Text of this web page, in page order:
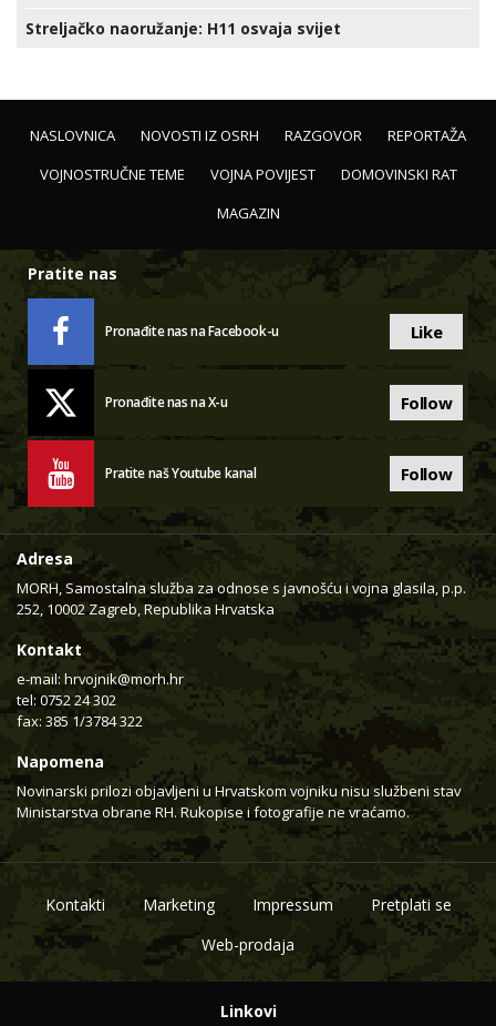
Streljačko naoružanje: H11 osvaja svijet
NASLOVNICA NOVOSTI IZ OSRH RAZGOVOR
REPORTAŽA
VOJNOSTRUČNE TEME
VOJNA POVIJEST
DOMOVINSKI RAT
MAGAZIN
Pratite nas
Pronađite nas na Facebook-u Like
Pronađite nas na X-u Follow
Pratite naš Youtube kanal Follow
Adresa
MORH, Samostalna služba za odnose s javnošću i vojna glasila, p.p.
252, 10002 Zagreb, Republika Hrvatska
Kontakt
e-mail: hrvojnik@morh.hr
tel: 0752 24 302
fax: 385 1/3784 322
Napomena
Novinarski prilozi objavljeni u Hrvatskom vojniku nisu službeni stav
Ministarstva obrane RH. Rukopise i fotografije ne vraćamo.
Kontakti Marketing Impressum
Pretplati se
Web-prodaja
Linkovi